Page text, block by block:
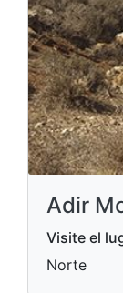
Adir
Visite el
Norte